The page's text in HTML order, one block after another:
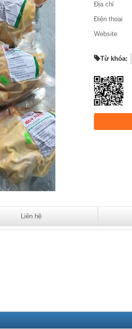
Địa chỉ
Điện thoại
Website
Từ khóa:
Liên hệ